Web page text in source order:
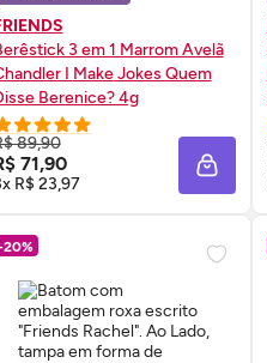
À SACOLA
3 em 1 Marrom Avelã
I MakeJokes Quem
Berenice? 4g
89,90
71,90
R$ 23,97
COMPRE AGORA ❯
20%